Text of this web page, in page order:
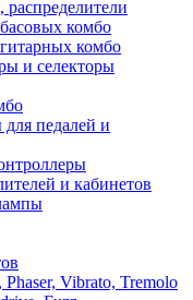
комбо
комбо
и селекторы
педалей и
и кабинетов
Phaser, Vibrato, Tremolo